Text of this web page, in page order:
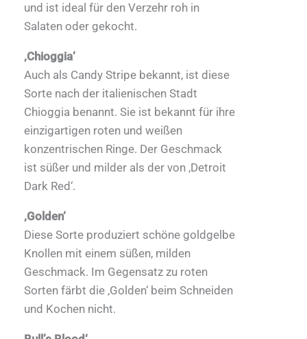
und ist ideal für den Verzehr roh in
Salaten oder gekocht.
‚Chioggia‘
Auch als Candy Stripe bekannt, ist diese
Sorte nach der italienischen Stadt
Chioggia benannt. Sie ist bekannt für ihre
einzigartigen roten und weißen
konzentrischen Ringe. Der Geschmack
ist süßer und milder als der von ‚Detroit
Dark Red‘.
‚Golden‘
Diese Sorte produziert schöne goldgelbe
Knollen mit einem süßen, milden
Geschmack. Im Gegensatz zu roten
Sorten färbt die ‚Golden‘ beim Schneiden
und Kochen nicht.